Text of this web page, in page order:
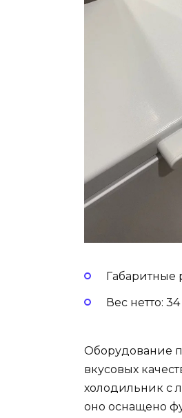
Габаритные
Вес нетто: 34
Оборудование
вкусовых
холодильник с
оно оснащено